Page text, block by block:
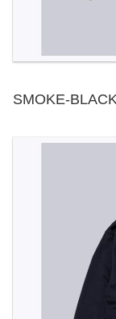
SMOKE-